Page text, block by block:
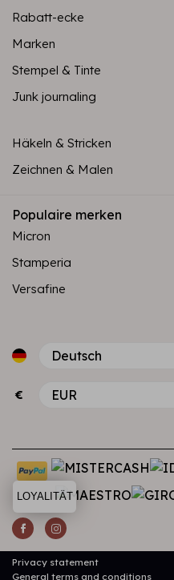
Rabatt-ecke
Marken
Stempel & Tinte
Junk journaling
Häkeln & Stricken
Zeichnen & Malen
Populaire merken
Micron
Stamperia
Versafine
€
Privacy statement
General terms and conditions
LOYALITÄT